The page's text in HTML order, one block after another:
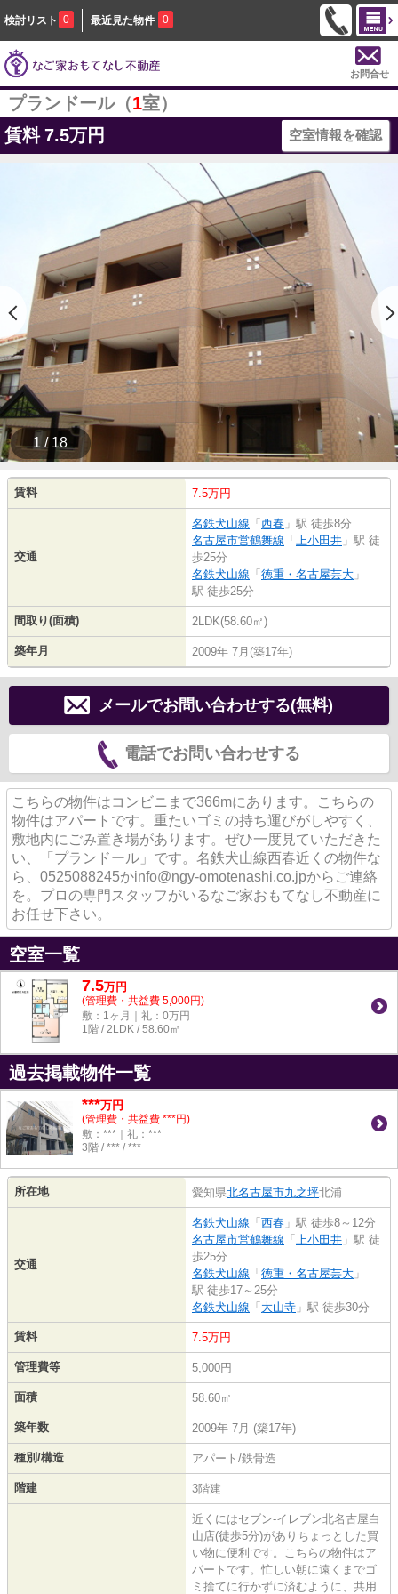
検討リスト 0 最近見た物件 0
お問合せ
プランドール（1室）
賃料 7.5万円 空室情報を確認
1 / 18
賃料 7.5万円
交通
名鉄犬山線 「 西春 」駅 徒歩8分
名古屋市営鶴舞線 「 上小田井 」駅 徒
歩25分
名鉄犬山線 「 徳重・名古屋芸大 」
駅 徒歩25分
間取り(面積) 2LDK(58.60㎡)
築年月 2009年 7月(築17年)
メールでお問い合わせする(無料)
電話でお問い合わせする
こちらの物件はコンビニまで366mにあります。こちらの
物件はアパートです。重たいゴミの持ち運びがしやすく、
敷地内にごみ置き場があります。ぜひ一度見ていただきた
い、「プランドール」です。名鉄犬山線西春近くの物件な
ら、0525088245かinfo@ngy-omotenashi.co.jpからご連絡
を。プロの専門スタッフがいるなご家おもてなし不動産に
お任せ下さい。
空室一覧
7.5万円
(管理費・共益費 5,000円)
敷：1ヶ月｜礼：0万円
1階 / 2LDK / 58.60㎡
過去掲載物件一覧
***万円
(管理費・共益費 ***円)
敷：***｜礼：***
3階 / *** / ***
所在地 愛知県北名古屋市九之坪北浦
交通
名鉄犬山線 「 西春 」駅 徒歩8～12分
名古屋市営鶴舞線 「 上小田井 」駅 徒
歩25分
名鉄犬山線 「 徳重・名古屋芸大 」
駅 徒歩17～25分
名鉄犬山線 「 大山寺 」駅 徒歩30分
賃料 7.5万円
管理費等 5,000円
面積 58.60㎡
築年数 2009年 7月 (築17年)
種別/構造 アパート/鉄骨造
階建 3階建
近くにはセブン-イレブン北名古屋白
山店(徒歩5分)がありちょっとした買
い物に便利です。こちらの物件はア
パートです。忙しい朝に遠くまでゴ
ミ捨てに行かずに済むように、共用